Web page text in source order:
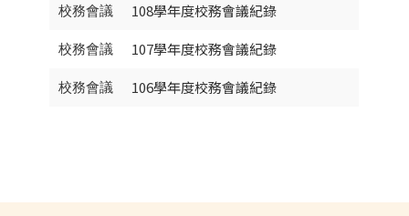
校務會議 108學年度校務會議紀錄
校務會議 107學年度校務會議紀錄
校務會議 106學年度校務會議紀錄